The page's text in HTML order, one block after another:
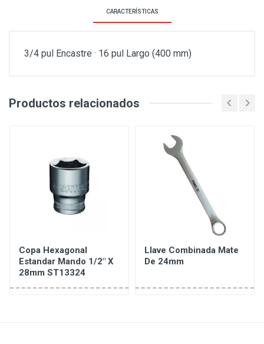
CARACTERÍSTICAS
3/4 pul Encastre · 16 pul Largo (400 mm)
Productos relacionados
Copa Hexagonal
Estandar Mando 1/2" X
28mm ST13324
Llave Combinada Mate
De 24mm